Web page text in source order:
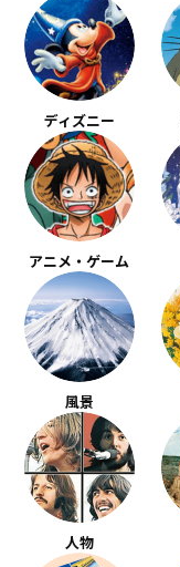
ディズニー
アニメ・ゲーム
風景
人物